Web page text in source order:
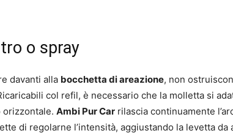
o spray
davanti alla bocchetta di areazione, non
col refil, è necessario che la molletta si
Ambi Pur Car rilascia continuamente
di regolarne l’intensità, aggiustando la levetta da